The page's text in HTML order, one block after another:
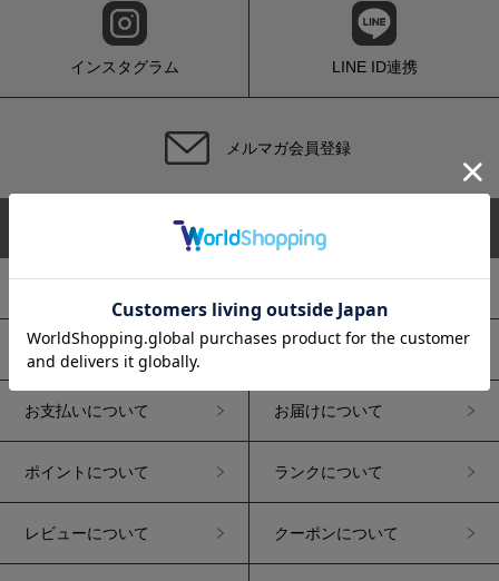
インスタグラム LINE ID連携
メルマガ会員登録
ご注文について 送料について
お支払いについて お届けについて
ポイントについて ランクについて
レビューについて クーポンについて